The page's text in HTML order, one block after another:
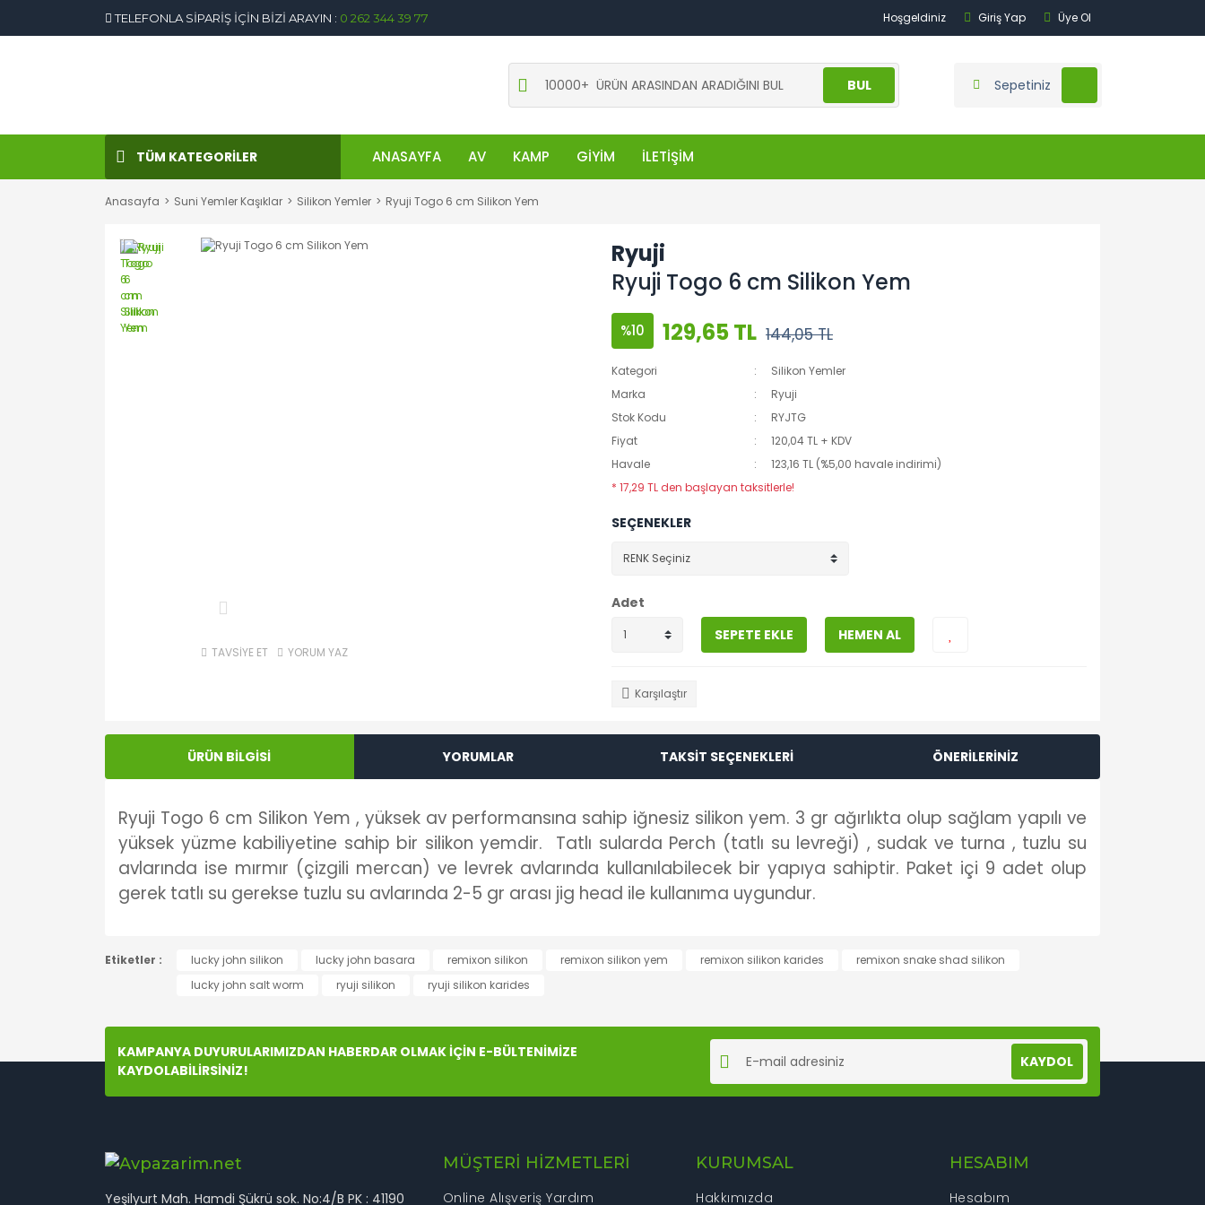
TELEFONLA SİPARİŞ İÇİN BİZİ ARAYIN : 0 262 344 39 77 Hoşgeldiniz Giriş Yap Üye Ol
BUL Sepetiniz
TÜM KATEGORİLER ANASAYFA AV KAMP GİYİM İLETİŞİM
Anasayfa Suni Yemler Kaşıklar Silikon Yemler Ryuji Togo 6 cm Silikon Yem
TAVSİYE ET YORUM YAZ
Ryuji
Ryuji Togo 6 cm Silikon Yem
%10 129,65 TL 144,05 TL
Kategori
Silikon Yemler
Marka
Ryuji
Stok Kodu
RYJTG
Fiyat
120,04 TL + KDV
Havale
123,16 TL (%5,00 havale indirimi)
* 17,29 TL den başlayan taksitlerle!
SEÇENEKLER
Adet
SEPETE EKLE
HEMEN AL
Karşılaştır
ÜRÜN BİLGİSİ YORUMLAR TAKSİT SEÇENEKLERİ ÖNERİLERİNİZ
Ryuji Togo 6 cm Silikon Yem , yüksek av performansına sahip iğnesiz silikon yem. 3 gr ağırlıkta olup sağlam yapılı ve
yüksek yüzme kabiliyetine sahip bir silikon yemdir. Tatlı sularda Perch (tatlı su levreği) , sudak ve turna , tuzlu su
avlarında ise mırmır (çizgili mercan) ve levrek avlarında kullanılabilecek bir yapıya sahiptir. Paket içi 9 adet olup
gerek tatlı su gerekse tuzlu su avlarında 2-5 gr arası jig head ile kullanıma uygundur.
Bu ürüne ilk yorumu siz yapın!
Yorum Yaz
Görüş ve önerileriniz için teşekkür ederiz.
Ürün açıklamasında eksik bilgiler bulunuyor.
Ürün bilgilerinde hatalar bulunuyor.
Etiketler : lucky john silikon lucky john basara remixon silikon remixon silikon yem remixon silikon karides
remixon snake shad silikon
lucky john salt worm
ryuji silikon ryuji silikon karides
KAMPANYA DUYURULARIMIZDAN HABERDAR OLMAK İÇİN E-BÜLTENİMİZE
KAYDOLABİLİRSİNİZ!
KAYDOL
Yeşilyurt Mah. Hamdi Şükrü sok. No:4/B PK : 41190
MÜŞTERİ HİZMETLERİ
Online Alışveriş Yardım
KURUMSAL
Hakkımızda
HESABIM
Hesabım